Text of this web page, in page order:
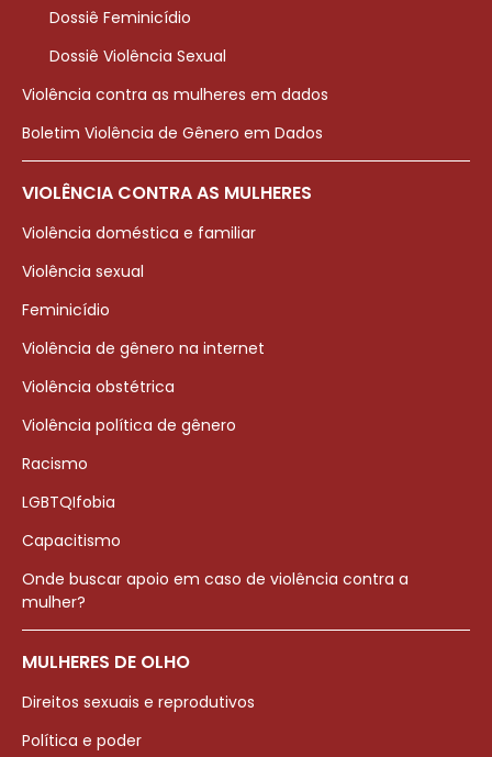
Dossiê Feminicídio
Dossiê Violência Sexual
Violência contra as mulheres em dados
Boletim Violência de Gênero em Dados
VIOLÊNCIA CONTRA AS MULHERES
Violência doméstica e familiar
Violência sexual
Feminicídio
Violência de gênero na internet
Violência obstétrica
Violência política de gênero
Racismo
LGBTQIfobia
Capacitismo
Onde buscar apoio em caso de violência contra a
mulher?
MULHERES DE OLHO
Direitos sexuais e reprodutivos
Política e poder